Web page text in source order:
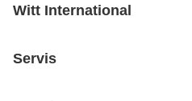
Witt International
Servis